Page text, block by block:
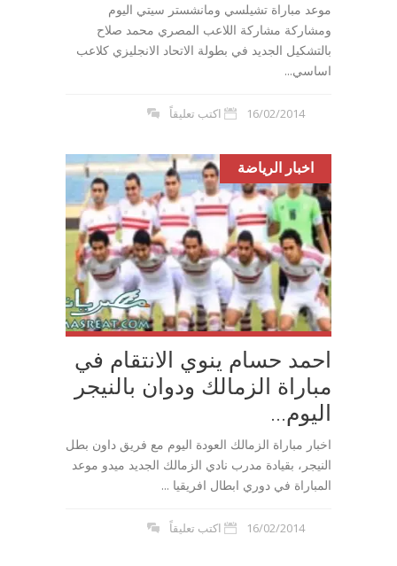
موعد مباراة تشيلسي ومانشستر سيتي اليوم
ومشاركة مشاركة اللاعب المصري محمد صلاح
بالتشكيل الجديد في بطولة الاتحاد الانجليزي كلاعب
اساسي...
16/02/2014 اكتب تعليقاً
اخبار الرياضة
احمد حسام ينوي الانتقام في
مباراة الزمالك ودوان بالنيجر
اليوم...
اخبار مباراة الزمالك العودة اليوم مع فريق داون بطل
النيجر، بقيادة مدرب نادي الزمالك الجديد ميدو موعد
المباراة في دوري ابطال افريقيا ...
16/02/2014 اكتب تعليقاً